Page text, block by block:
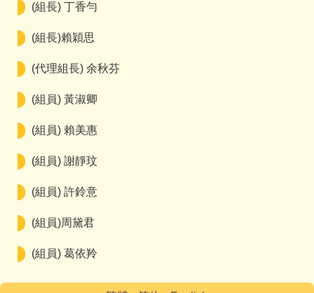
(組長) 丁香勻
(組長)賴穎思
(代理組長) 余秋芬
(組員) 黃淑卿
(組員) 賴美惠
(組員) 謝靜玟
(組員) 許鈴意
(組員)周黛君
(組員) 葛依羚